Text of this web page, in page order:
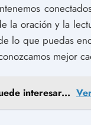
la oración y la
lo que puedas
mejor
interesar...